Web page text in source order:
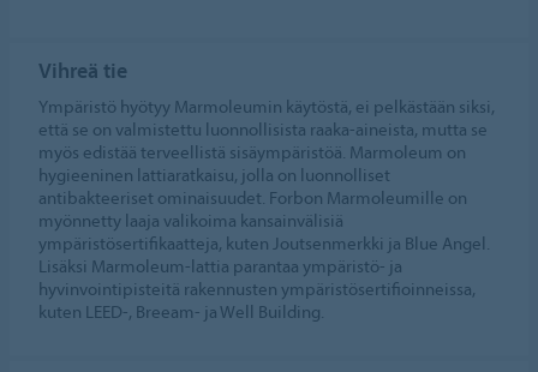
Vihreä tie
Ympäristö hyötyy Marmoleumin käytöstä, ei pelkästään siksi,
että se on valmistettu luonnollisista raaka-aineista, mutta se
myös edistää terveellistä sisäympäristöä. Marmoleum on
hygieeninen lattiaratkaisu, jolla on luonnolliset
antibakteeriset ominaisuudet. Forbon Marmoleumille on
myönnetty laaja valikoima kansainvälisiä
ympäristösertifikaatteja, kuten Joutsenmerkki ja Blue Angel.
Lisäksi Marmoleum-lattia parantaa ympäristö- ja
hyvinvointipisteitä rakennusten ympäristösertifioinneissa,
kuten LEED-, Breeam- ja Well Building.